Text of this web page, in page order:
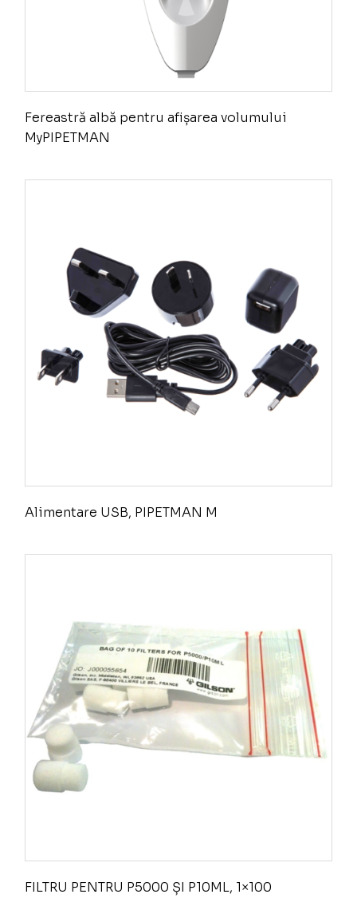
Fereastră albă pentru afișarea volumului
MyPIPETMAN
Alimentare USB, PIPETMAN M
FILTRU PENTRU P5000 ȘI P10ML, 1×100